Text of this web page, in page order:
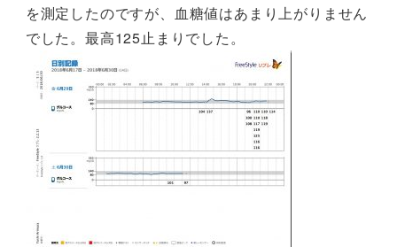
を測定したのですが、血糖値はあまり上がりません
でした。最高125止まりでした。